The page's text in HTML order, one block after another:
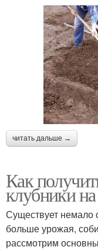
читать дальше →
Как
клубники
Существует немало
больше урожая,
рассмотрим